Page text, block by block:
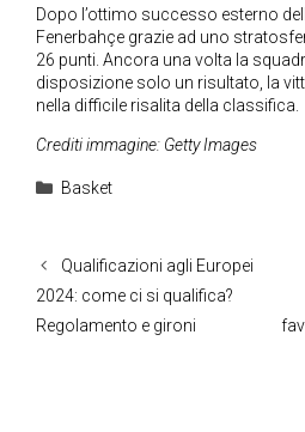
Dopo l’ottimo successo esterno
Fenerbahçe grazie ad uno
26 punti. Ancora una volta la
disposizione solo un risultato, la
nella difficile risalita della classifica.
Crediti immagine: Getty Images
Categorie
Basket
Qualificazioni agli Europei
2024: come ci si qualifica?
Regolamento e gironi